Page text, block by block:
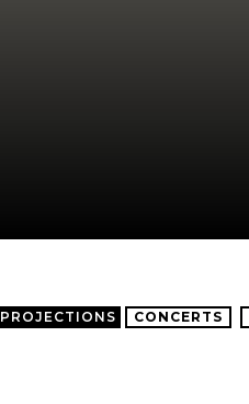
PROJECTIONS CONCERTS